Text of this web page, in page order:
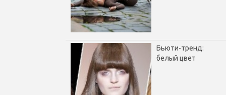
Бьюти-тренд:
белый цвет